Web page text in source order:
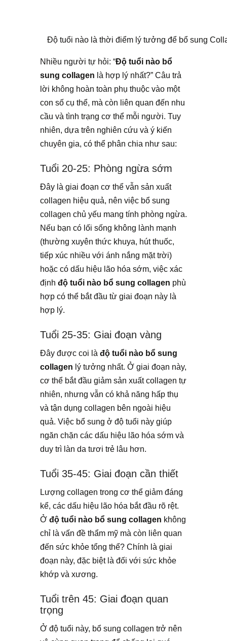
Độ tuổi nào là thời điểm lý tưởng để bổ sung
Nhiều người tự hỏi: “Độ tuổi nào bổ
sung collagen là hợp lý nhất?” Câu trả
lời không hoàn toàn phụ thuộc vào một
con số cụ thể, mà còn liên quan đến nhu
cầu và tình trạng cơ thể mỗi người. Tuy
nhiên, dựa trên nghiên cứu và ý kiến
chuyên gia, có thể phân chia như sau:
Tuổi 20-25: Phòng ngừa sớm
Đây là giai đoạn cơ thể vẫn sản xuất
collagen hiệu quả, nên việc bổ sung
collagen chủ yếu mang tính phòng ngừa.
Nếu bạn có lối sống không lành mạnh
(thường xuyên thức khuya, hút thuốc,
tiếp xúc nhiều với ánh nắng mặt trời)
hoặc có dấu hiệu lão hóa sớm, việc xác
định độ tuổi nào bổ sung collagen phù
hợp có thể bắt đầu từ giai đoạn này là
hợp lý.
Tuổi 25-35: Giai đoạn vàng
Đây được coi là độ tuổi nào bổ sung
collagen lý tưởng nhất. Ở giai đoạn này,
cơ thể bắt đầu giảm sản xuất collagen tự
nhiên, nhưng vẫn có khả năng hấp thụ
và tận dụng collagen bên ngoài hiệu
quả. Việc bổ sung ở độ tuổi này giúp
ngăn chặn các dấu hiệu lão hóa sớm và
duy trì làn da tươi trẻ lâu hơn.
Tuổi 35-45: Giai đoạn cần thiết
Lượng collagen trong cơ thể giảm đáng
kể, các dấu hiệu lão hóa bắt đầu rõ rệt.
Ở độ tuổi nào bổ sung collagen không
chỉ là vấn đề thẩm mỹ mà còn liên quan
đến sức khỏe tổng thể? Chính là giai
đoạn này, đặc biệt là đối với sức khỏe
khớp và xương.
Tuổi trên 45: Giai đoạn quan
trọng
Ở độ tuổi này, bổ sung collagen trở nên